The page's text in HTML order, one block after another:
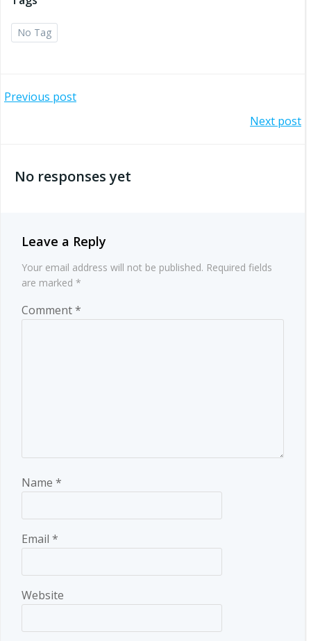
No Tag
Post
Previous post
navigation
Next post
No responses yet
Leave a Reply
Your email address will not be published. Required fields
are marked *
Comment*
Name *
Email *
Website